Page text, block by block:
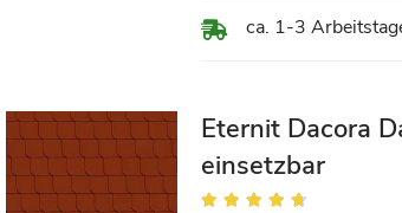
ca. 1-3
Eternit Dacora
einsetzbar
Bewertung: